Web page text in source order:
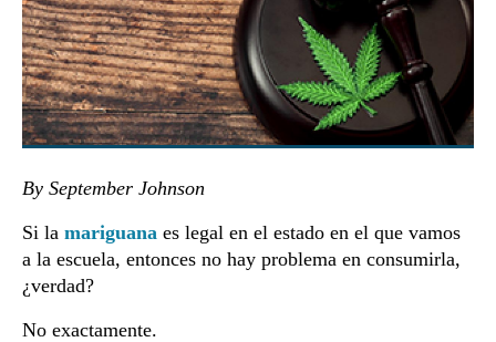
By September Johnson
Si la mariguana es legal en el estado en el que vamos
a la escuela, entonces no hay problema en consumirla,
¿verdad?
No exactamente.